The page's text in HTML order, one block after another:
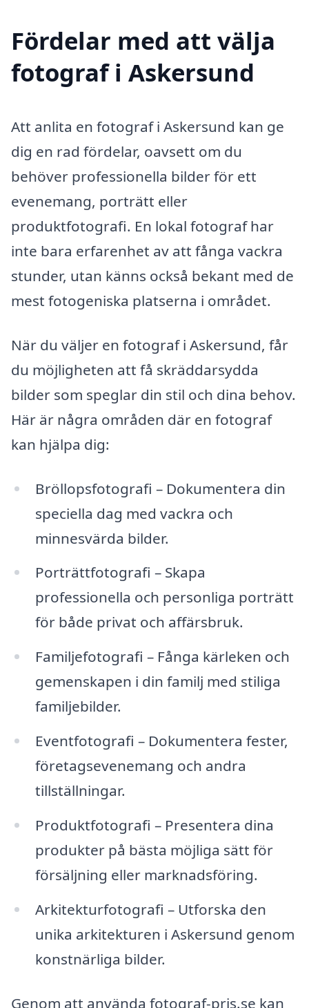
Fördelar med att välja
fotograf i Askersund
Att anlita en fotograf i Askersund kan ge
dig en rad fördelar, oavsett om du
behöver professionella bilder för ett
evenemang, porträtt eller
produktfotografi. En lokal fotograf har
inte bara erfarenhet av att fånga vackra
stunder, utan känns också bekant med de
mest fotogeniska platserna i området.
När du väljer en fotograf i Askersund, får
du möjligheten att få skräddarsydda
bilder som speglar din stil och dina behov.
Här är några områden där en fotograf
kan hjälpa dig:
Bröllopsfotografi – Dokumentera din
speciella dag med vackra och
minnesvärda bilder.
Porträttfotografi – Skapa
professionella och personliga porträtt
för både privat och affärsbruk.
Familjefotografi – Fånga kärleken och
gemenskapen i din familj med stiliga
familjebilder.
Eventfotografi – Dokumentera fester,
företagsevenemang och andra
tillställningar.
Produktfotografi – Presentera dina
produkter på bästa möjliga sätt för
försäljning eller marknadsföring.
Arkitekturfotografi – Utforska den
unika arkitekturen i Askersund genom
konstnärliga bilder.
Genom att använda fotograf-pris.se kan